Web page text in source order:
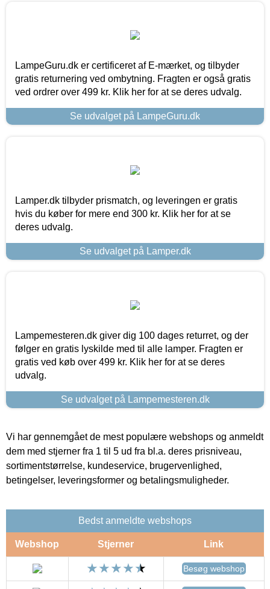
LampeGuru.dk er certificeret af E-mærket, og tilbyder
gratis returnering ved ombytning. Fragten er også gratis
ved ordrer over 499 kr. Klik her for at se deres udvalg.
Se udvalget på LampeGuru.dk
Lamper.dk tilbyder prismatch, og leveringen er gratis
hvis du køber for mere end 300 kr. Klik her for at se
deres udvalg.
Se udvalget på Lamper.dk
Lampemesteren.dk giver dig 100 dages returret, og der
følger en gratis lyskilde med til alle lamper. Fragten er
gratis ved køb over 499 kr. Klik her for at se deres
udvalg.
Se udvalget på Lampemesteren.dk
Vi har gennemgået de mest populære webshops og anmeldt
dem med stjerner fra 1 til 5 ud fra bl.a. deres prisniveau,
sortimentstørrelse, kundeservice, brugervenlighed,
betingelser, leveringsformer og betalingsmuligheder.
Bedst anmeldte webshops
Webshop Stjerner Link
Besøg webshop